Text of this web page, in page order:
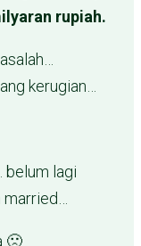
rupiah.
kerugian…
belum lagi
🙁